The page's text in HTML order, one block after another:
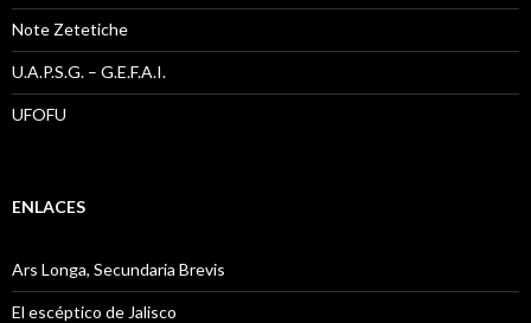
Note Zetetiche
U.A.P.S.G. – G.E.F.A.I.
UFOFU
ENLACES
Ars Longa, Secundaria Brevis
El escéptico de Jalisco